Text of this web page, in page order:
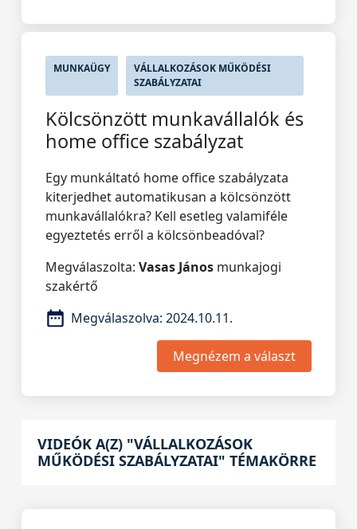
MUNKAÜGY
VÁLLALKOZÁSOK MŰKÖDÉSI
SZABÁLYZATAI
Kölcsönzött munkavállalók és
home office szabályzat
Egy munkáltató home office szabályzata
kiterjedhet automatikusan a kölcsönzött
munkavállalókra? Kell esetleg valamiféle
egyeztetés erről a kölcsönbeadóval?
Megválaszolta: Vasas János munkajogi
szakértő
Megválaszolva: 2024.10.11.
Megnézem a választ
VIDEÓK A(Z) "VÁLLALKOZÁSOK
MŰKÖDÉSI SZABÁLYZATAI" TÉMAKÖRRE